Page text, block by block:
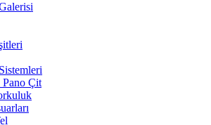
Pano Çit